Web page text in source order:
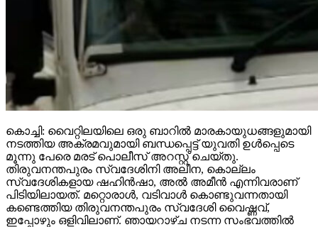
കൊച്ചി: വൈറ്റിലയിലെ ഒരു ബാറില്‍ മാരകായുധങ്ങളുമായി
നടത്തിയ അക്രമവുമായി ബന്ധപ്പെട്ട് യുവതി ഉള്‍പ്പെടെ
മൂന്നു പേരെ മരട് പൊലീസ് അറസ്റ്റ് ചെയ്തു.
തിരുവനന്തപുരം സ്വദേശിനി അലീന, കൊല്ലം
സ്വദേശികളായ ഷഹിന്‍ഷാ, അല്‍ അമീന്‍ എന്നിവരാണ്
പിടിയിലായത്. മറ്റൊരാള്‍, വടിവാള്‍ കൊണ്ടുവന്നതായി
കണ്ടെത്തിയ തിരുവനന്തപുരം സ്വദേശി വൈഷ്ണവ്,
ഇപ്പോഴും ഒളിവിലാണ്. ഞായറാഴ്ച നടന്ന സംഭവത്തില്‍